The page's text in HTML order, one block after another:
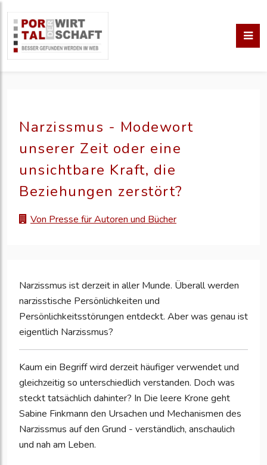
Narzissmus - Modewort
unserer Zeit oder eine
unsichtbare Kraft, die
Beziehungen zerstört?
Von Presse für Autoren und Bücher
Narzissmus ist derzeit in aller Munde. Überall werden
narzisstische Persönlichkeiten und
Persönlichkeitsstörungen entdeckt. Aber was genau ist
eigentlich Narzissmus?
Kaum ein Begriff wird derzeit häufiger verwendet und
gleichzeitig so unterschiedlich verstanden. Doch was
steckt tatsächlich dahinter? In Die leere Krone geht
Sabine Finkmann den Ursachen und Mechanismen des
Narzissmus auf den Grund - verständlich, anschaulich
und nah am Leben.